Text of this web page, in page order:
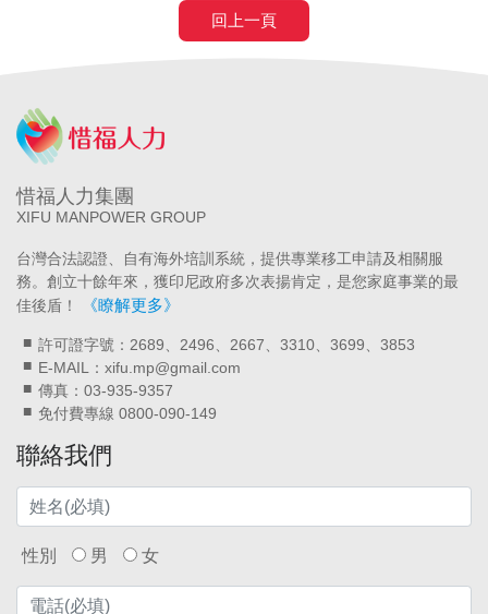
回上一頁
惜福人力集團
XIFU MANPOWER GROUP
台灣合法認證、自有海外培訓系統，提供專業移工申請及相關服
務。創立十餘年來，獲印尼政府多次表揚肯定，是您家庭事業的最
佳後盾！
《瞭解更多》
許可證字號：2689、2496、2667、3310、3699、3853
E-MAIL：xifu.mp@gmail.com
傳真：03-935-9357
免付費專線 0800-090-149
聯絡我們
性別 男 女